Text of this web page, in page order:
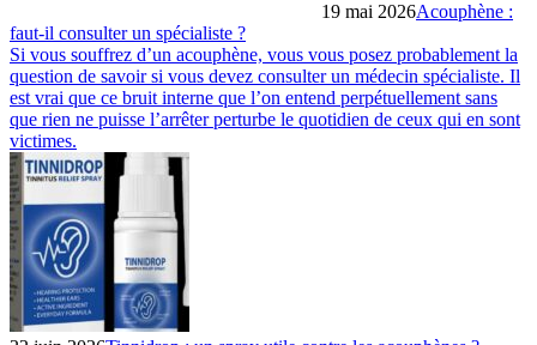
19 mai 2026Acouphène :
faut-il consulter un spécialiste ?
Si vous souffrez d’un acouphène, vous vous posez probablement la
question de savoir si vous devez consulter un médecin spécialiste. Il
est vrai que ce bruit interne que l’on entend perpétuellement sans
que rien ne puisse l’arrêter perturbe le quotidien de ceux qui en sont
victimes.